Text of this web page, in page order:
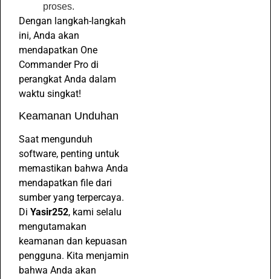
proses.
Dengan langkah-langkah
ini, Anda akan
mendapatkan One
Commander Pro di
perangkat Anda dalam
waktu singkat!
Keamanan Unduhan
Saat mengunduh
software, penting untuk
memastikan bahwa Anda
mendapatkan file dari
sumber yang terpercaya.
Di Yasir252, kami selalu
mengutamakan
keamanan dan kepuasan
pengguna. Kita menjamin
bahwa Anda akan